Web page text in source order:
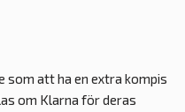
som att ha en extra kompis
om Klarna för deras